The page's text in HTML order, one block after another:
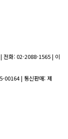
전화: 02-2088-1565 | 이
00164| 통신판매:제